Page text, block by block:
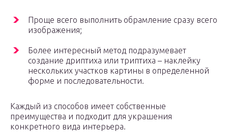
Проще всего выполнить обрамление сразу всего
изображения;
Более интересный метод подразумевает
создание дриптиха или триптиха – наклейку
нескольких участков картины в определенной
форме и последовательности.
Каждый из способов имеет собственные
преимущества и подходит для украшения
конкретного вида интерьера.